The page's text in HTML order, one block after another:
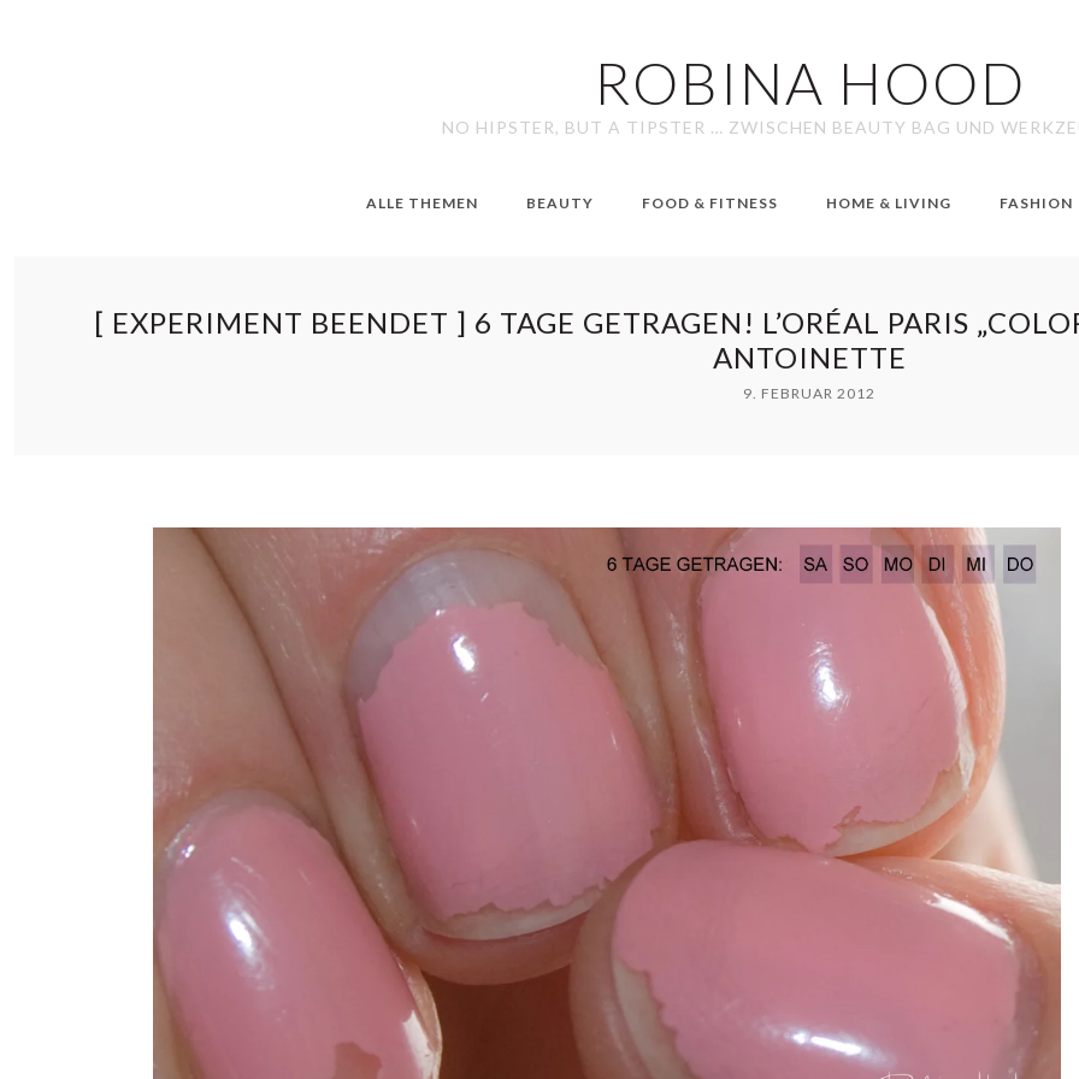
ROBINA HOOD
NO HIPSTER, BUT A TIPSTER … ZWISCHEN BEAUTY BAG UND
ALLE THEMEN BEAUTY FOOD & FITNESS HOME & LIVING FASHION
[ EXPERIMENT BEENDET ] 6 TAGE GETRAGEN! L’ORÉAL PARIS
ANTOINETTE
9. FEBRUAR 2012